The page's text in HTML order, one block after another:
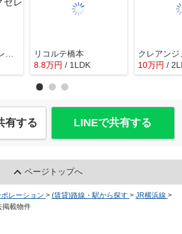
リコルテ橋本
8.8万円 / 1LDK
クレアンジ
10万円 /
有する LINEで共有する
ページトップへ
レーション > (賃貸)路線・駅から探す > JR横浜線 >
掲載物件